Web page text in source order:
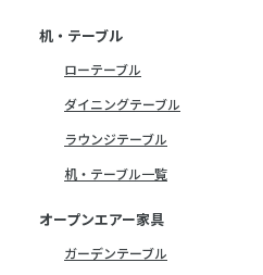
机・テーブル
ローテーブル
ダイニングテーブル
ラウンジテーブル
机・テーブル一覧
オープンエアー家具
ガーデンテーブル